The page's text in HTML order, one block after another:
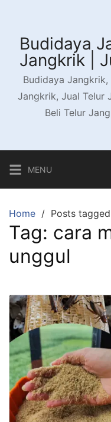
contentBudidaya
Jangkrik |
Budidaya
Jangkrik, Jual Telur
Beli Telur
MENU
Home Posts
Tag: cara
unggul